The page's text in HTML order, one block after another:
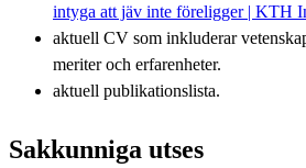
intyga att jäv inte föreligger | KTH
aktuell CV som inkluderar
meriter och erfarenheter.
aktuell publikationslista.
Sakkunniga utses